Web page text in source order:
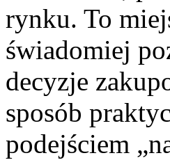
rynku. To
świadomiej
decyzje
sposób
podejściem